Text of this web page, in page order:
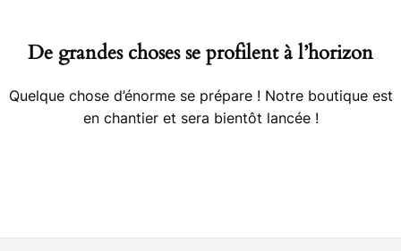
De grandes choses se profilent à l’horizon
Quelque chose d’énorme se prépare ! Notre boutique est
en chantier et sera bientôt lancée !